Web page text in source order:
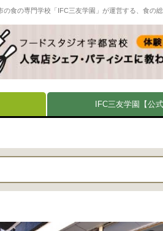
の食の専門学校「IFC三友学園」が運営する、食の
IFC三友学園【公式